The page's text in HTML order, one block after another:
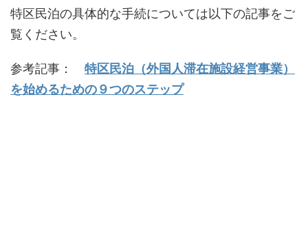
特区民泊の具体的な手続については以下の記事をご
覧ください。
参考記事： 特区民泊（外国人滞在施設経営事業）
を始めるための９つのステップ